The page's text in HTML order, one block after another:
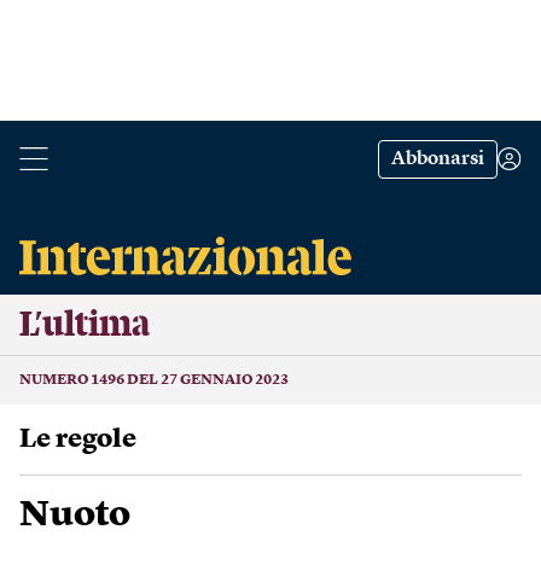
Abbonarsi
L’ultima
NUMERO 1496 DEL 27 GENNAIO 2023
Le regole
Nuoto